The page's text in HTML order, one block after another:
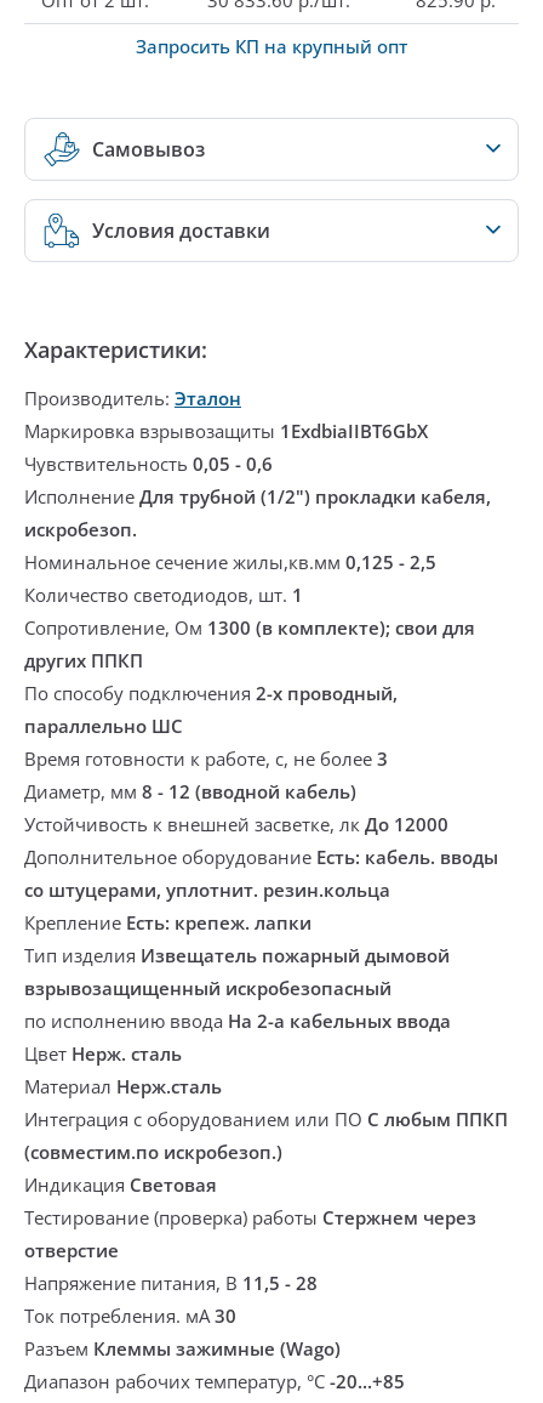
Запросить КП на крупный опт
Самовывоз
Условия доставки
Характеристики:
Производитель: Эталон
Маркировка взрывозащиты 1ExdbiaIIBT6GbX
Чувствительность 0,05 - 0,6
Исполнение Для трубной (1/2") прокладки кабеля,
искробезоп.
Номинальное сечение жилы,кв.мм 0,125 - 2,5
Количество светодиодов, шт. 1
Сопротивление, Ом 1300 (в комплекте); свои для
других ППКП
По способу подключения 2-х проводный,
параллельно ШС
Время готовности к работе, с, не более 3
Диаметр, мм 8 - 12 (вводной кабель)
Устойчивость к внешней засветке, лк До 12000
Дополнительное оборудование Есть: кабель. вводы
со штуцерами, уплотнит. резин.кольца
Крепление Есть: крепеж. лапки
Тип изделия Извещатель пожарный дымовой
взрывозащищенный искробезопасный
по исполнению ввода На 2-а кабельных ввода
Цвет Нерж. сталь
Материал Нерж.сталь
Интеграция с оборудованием или ПО С любым ППКП
(совместим.по искробезоп.)
Индикация Световая
Тестирование (проверка) работы Стержнем через
отверстие
Напряжение питания, В 11,5 - 28
Ток потребления. мА30
Разъем Клеммы зажимные (Wago)
Диапазон рабочих температур, °С -20...+85